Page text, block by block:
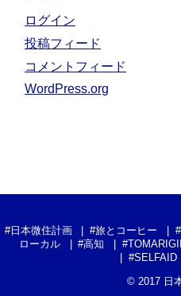
ログイン
投稿フィード
コメントフィード
WordPress.org
#日本微住計画 #旅とコーヒー
ローカル
#高知
#SELFAID
© 2017 日